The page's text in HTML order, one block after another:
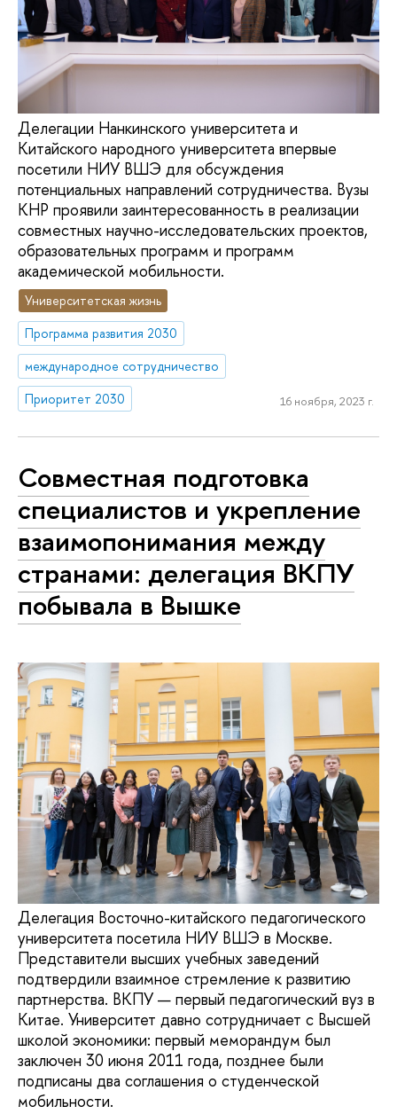
Делегации Нанкинского университета и
Китайского народного университета впервые
посетили НИУ ВШЭ для обсуждения
потенциальных направлений сотрудничества. Вузы
КНР проявили заинтересованность в реализации
совместных научно-исследовательских проектов,
образовательных программ и программ
академической мобильности.
Университетская жизнь
Программа развития 2030
международное сотрудничество
Приоритет 2030
16 ноября, 2023 г.
Совместная подготовка
специалистов и укрепление
взаимопонимания между
странами: делегация ВКПУ
побывала в Вышке
Делегация Восточно-китайского педагогического
университета посетила НИУ ВШЭ в Москве.
Представители высших учебных заведений
подтвердили взаимное стремление к развитию
партнерства. ВКПУ — первый педагогический вуз в
Китае. Университет давно сотрудничает с Высшей
школой экономики: первый меморандум был
заключен 30 июня 2011 года, позднее были
подписаны два соглашения о студенческой
мобильности.